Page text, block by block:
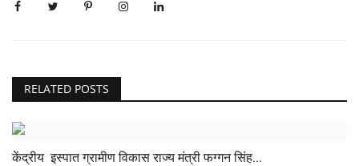
RELATED POSTS
केंद्रीय इस्पात ग्रामीण विकास राज्य मंत्री फग्गन सिंह...